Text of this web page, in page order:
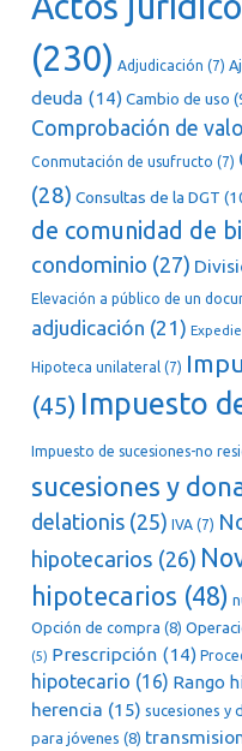
(230) Adjudicación (7)
deuda (14) Cambio de uso
Comprobación de
Conmutación de usufructo (7)
(28) Consultas de la DGT
de comunidad de
condominio (27)
Elevación a público de un
adjudicación (21)
Hipoteca unilateral (7)
(45) Impuesto
Impuesto de sucesiones-no
sucesiones y
delationis (25) IVA (7)
hipotecarios (26)
hipotecarios (48)
Opción de compra (8)
(5) Prescripción (14)
hipotecario (16) Rango
herencia (15) sucesiones y
para jóvenes (8)